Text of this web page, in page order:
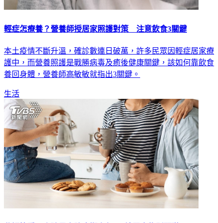
輕症怎療養？營養師授居家照護對策 注意飲食3關鍵
本土疫情不斷升溫，確診數連日破萬，許多民眾因輕症居家療
護中，而營養照護是戰勝病毒及癒後健康關鍵，該如何靠飲食
養回身體，營養師高敏敏就指出3關鍵。
生活